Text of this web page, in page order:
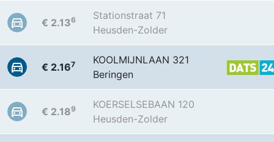
€ 2.136
Stationstraat 71
Heusden-Zolder
€ 2.167
KOOLMIJNLAAN 321
Beringen
€ 2.189
KOERSELSEBAAN 120
Heusden-Zolder